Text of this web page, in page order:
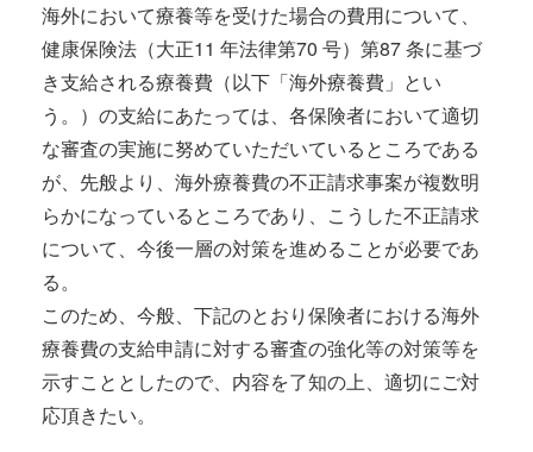
海外において療養等を受けた場合の費用について、
健康保険法（大正11 年法律第70 号）第87 条に基づ
き支給される療養費（以下「海外療養費」とい
う。）の支給にあたっては、各保険者において適切
な審査の実施に努めていただいているところである
が、先般より、海外療養費の不正請求事案が複数明
らかになっているところであり、こうした不正請求
について、今後一層の対策を進めることが必要であ
る。
このため、今般、下記のとおり保険者における海外
療養費の支給申請に対する審査の強化等の対策等を
示すこととしたので、内容を了知の上、適切にご対
応頂きたい。